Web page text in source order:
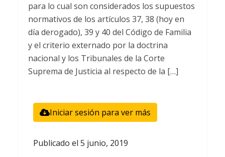
para lo cual son considerados los supuestos
normativos de los artículos 37, 38 (hoy en
día derogado), 39 y 40 del Código de Familia
y el criterio externado por la doctrina
nacional y los Tribunales de la Corte
Suprema de Justicia al respecto de la […]
Iniciar sesión para ver más
Publicado el 5 junio, 2019